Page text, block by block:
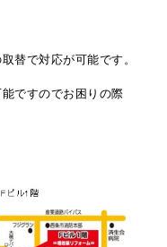
替で対応が可能です。
ですのでお困りの際